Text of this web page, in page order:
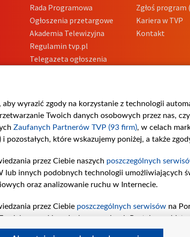
Rada Programowa
Ogłoszenia przetargowe
Akademia Telewizyjna
Regulamin tvp.pl
Telegazeta ogłoszenia
Zgłoś program
Kariera w TVP
Kontakt
wyrazić zgody na korzystanie z technologii
Twoich danych osobowych przez nas,
Zaufanych Partnerów TVP (93 firm), w celach
pozostałych, które wskazujemy poniżej, a także
przez Ciebie naszych poszczególnych
innych podobnych technologii umożliwiających
oraz analizowanie ruchu w Internecie.
przez Ciebie poszczególnych serwisów na
wyszukiwaniach w serwisach Portalu czy
realizacji następujących celów i funkcji: